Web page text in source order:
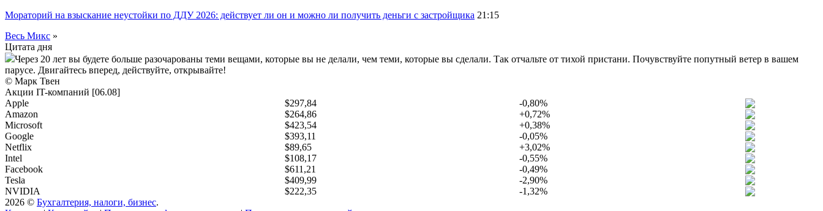
Мораторий на взыскание неустойки по ДДУ 2026: действует ли он и можно ли получить деньги с застройщика 21:15
Весь Микс »
Цитата дня
Через 20 лет вы будете больше разочарованы теми вещами, которые вы не делали, чем теми, которые вы сделали. Так отчальте от тихой пристани. Почувствуйте попутный ветер в вашем
парусе. Двигайтесь вперед, действуйте, открывайте!
© Марк Твен
Акции IT-компаний [06.08]
Apple
$297,84
-0,80%
Amazon
$264,86
+0,72%
Microsoft
$423,54
+0,38%
Google
$393,11
-0,05%
Netflix
$89,65
+3,02%
Intel
$108,17
-0,55%
Facebook
$611,21
-0,49%
Tesla
$409,99
-2,90%
NVIDIA
$222,35
-1,32%
2026 © Бухгалтерия, налоги, бизнес.